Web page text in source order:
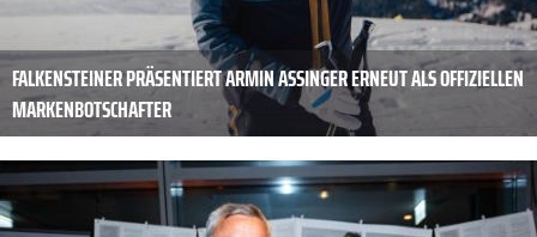
FALKENSTEINER PRÄSENTIERT ARMIN ASSINGER ERNEUT ALS OFFIZIELLEN
MARKENBOTSCHAFTER